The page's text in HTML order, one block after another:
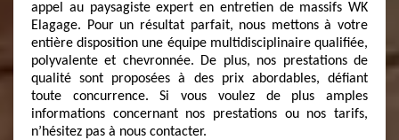
appel au paysagiste expert en entretien de massifs WK
Elagage. Pour un résultat parfait, nous mettons à votre
entière disposition une équipe multidisciplinaire qualifiée,
polyvalente et chevronnée. De plus, nos prestations de
qualité sont proposées à des prix abordables, défiant
toute concurrence. Si vous voulez de plus amples
informations concernant nos prestations ou nos tarifs,
n’hésitez pas à nous contacter.